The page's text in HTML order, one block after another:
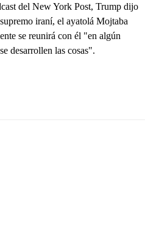
del New York Post, Trump dijo
iraní, el ayatolá Mojtaba
se reunirá con él "en algún
desarrollen las cosas".